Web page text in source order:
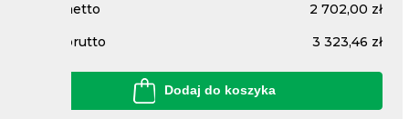
Cena netto
2 702,00 zł
Cena brutto
3 323,46 zł
Dodaj do koszyka